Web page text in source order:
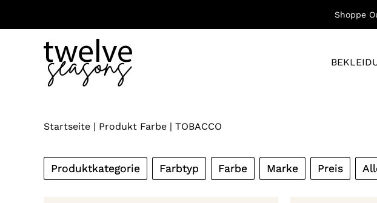
Shoppe
Startseite| Produkt Farbe| TOBACCO
Produktkategorie Farbtyp Farbe Marke Preis